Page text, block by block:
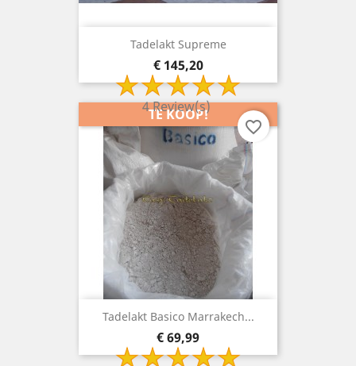
Tadelakt Supreme
Prijs
€ 145,20
4 Review(s)
Tadelakt Basico Marrakech...
Prijs
€ 69,99
TE KOOP!
favorite_border